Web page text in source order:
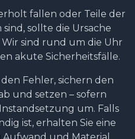
fallen oder Teile der
sollte die Ursache
sind rund um die Uhr
akute Sicherheitsfälle.
Fehler, sichern den
und setzen – sofern
um. Falls
ist, erhalten Sie eine